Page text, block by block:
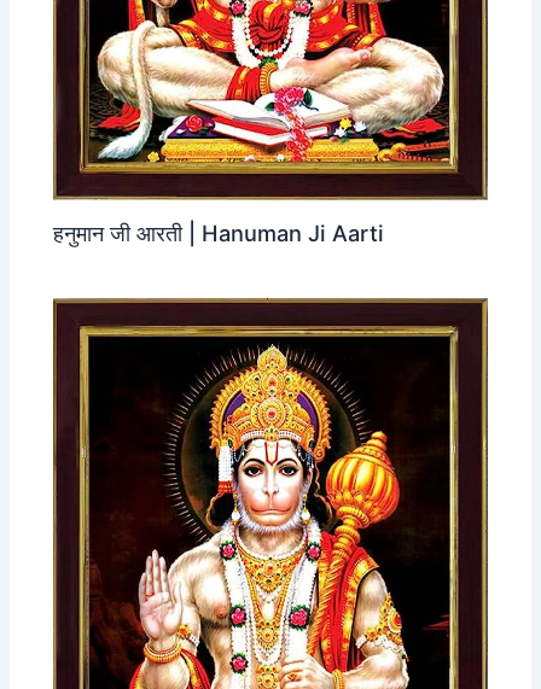
हनुमान जी आरती | Hanuman Ji Aarti